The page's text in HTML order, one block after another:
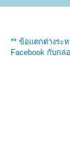
** ข้อแตกต่างระ
Facebook กับกล่